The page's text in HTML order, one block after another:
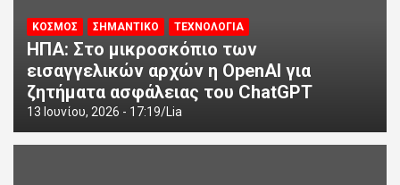
ΚΟΣΜΟΣ ΣΗΜΑΝΤΙΚΟ ΤΕΧΝΟΛΟΓΙΑ
ΗΠΑ: Στο μικροσκόπιο των
εισαγγελικών αρχών η OpenAI για
ζητήματα ασφάλειας του ChatGPT
13 Ιουνίου, 2026 - 17:19 Lia